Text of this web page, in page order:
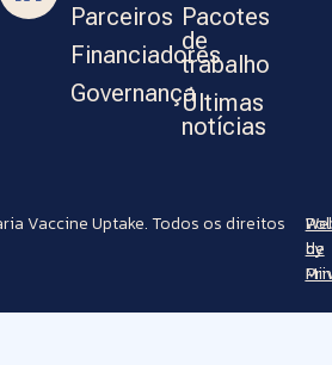
Parceiros
Financiadores
Governança
Pacotes
de
trabalho
Últimas
notícias
Vaccine Uptake. Todos os direitos
de
by